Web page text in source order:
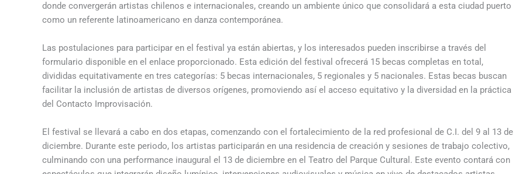
donde convergerán artistas chilenos e internacionales, creando un ambiente único que consolidará a esta ciudad puerto
como un referente latinoamericano en danza contemporánea.
Las postulaciones para participar en el festival ya están abiertas, y los interesados pueden inscribirse a través del
formulario disponible en el enlace proporcionado. Esta edición del festival ofrecerá 15 becas completas en total,
divididas equitativamente en tres categorías: 5 becas internacionales, 5 regionales y 5 nacionales. Estas becas buscan
facilitar la inclusión de artistas de diversos orígenes, promoviendo así el acceso equitativo y la diversidad en la práctica
del Contacto Improvisación.
El festival se llevará a cabo en dos etapas, comenzando con el fortalecimiento de la red profesional de C.I. del 9 al 13 de
diciembre. Durante este periodo, los artistas participarán en una residencia de creación y sesiones de trabajo colectivo,
culminando con una performance inaugural el 13 de diciembre en el Teatro del Parque Cultural. Este evento contará con